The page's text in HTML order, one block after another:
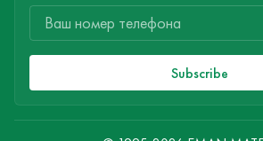
Subscribe